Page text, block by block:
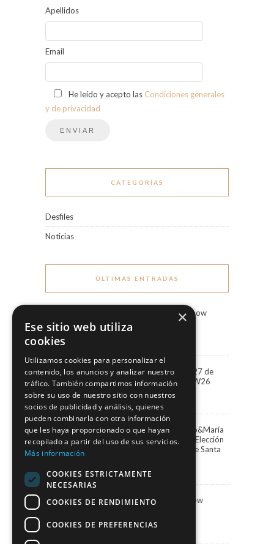
Apellidos
Email
He leído y acepto las Condiciones generales
y de privacidad
CATEGORÍAS
Desfiles
Noticias
ÚLTIMAS ENTRADAS
Marco & María Fashion Show
“Miradas”
“Miradas” la colección 2027 de
Marco&María llega a BBFW26
24 abril, 2026
Paula Vázquez elige Marco&María
para presentar la Gala de Elección
de la Reina del Carnaval de Santa
13 febrero, 2026
Marco&María Fashion Show
5 febrero, 2026
×
Ese sitio web utiliza
cookies
Utilizamos cookies para personalizar el
contenido, los anuncios y analizar nuestro
tráfico. También compartimos información
sobre su uso de nuestro sitio con nuestros
socios de publicidad y análisis, quienes
pueden combinarla con otra información
que les haya proporcionado o que hayan
recopilado a partir del uso de sus servicios.
Más información
COOKIES ESTRICTAMENTE
NECESARIAS
COOKIES DE RENDIMIENTO
COOKIES DE PREFERENCIAS